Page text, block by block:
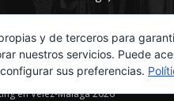
en Vélez-Málaga 2026
y de terceros para
nuestros servicios. Puede
sus preferencias.